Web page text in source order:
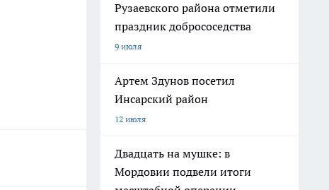
Рузаевского района отметили
праздник добрососедства
9 июля
Артем Здунов посетил
Инсарский район
12 июля
Двадцать на мушке: в
Мордовии подвели итоги